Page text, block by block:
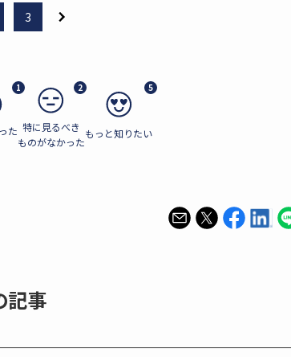
3
1
た
2
特に見るべき
ものがなかった
5
もっと知りたい
記事